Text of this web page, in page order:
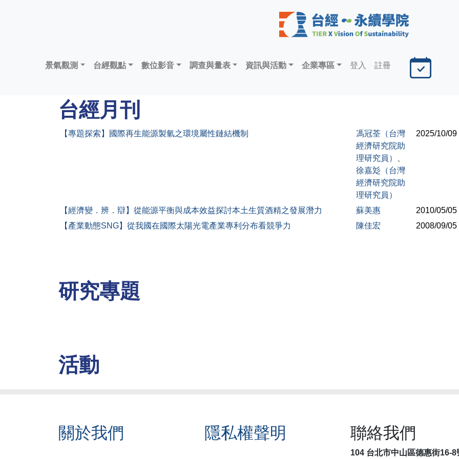
景氣觀測 台經觀點 數位影音 調查與量表 資訊與活動 企業專區 登入 註冊
台經月刊
【專題探索】國際再生能源製氫之環境屬性鏈結機制
馮冠荃（台灣
經濟研究院助
理研究員）
徐嘉彣（台灣
經濟研究院助
理研究員）
2025/10/09
【經濟變．辨．辯】從能源平衡與成本效益探討本土生質酒精之發展潛力 蘇美惠
2010/05/05
【產業動態SNG】從我國在國際太陽光電產業專利分布看競爭力
陳佳宏 2008/09/05
研究專題
活動
關於我們 隱私權聲明 聯絡我們
104 台北市中山區德惠街16-8